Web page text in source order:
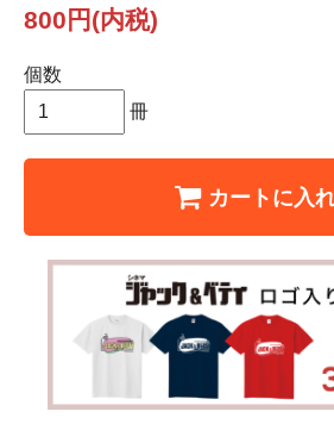
800円(内税)
個数
冊
カートに入